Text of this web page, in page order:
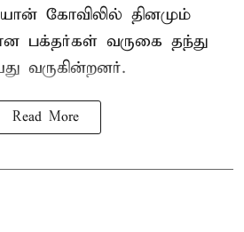
கோவிலில் தினமும்
பக்தர்கள் வருகை தந்து
வருகின்றனர்.
Read More